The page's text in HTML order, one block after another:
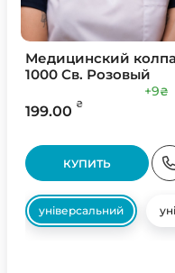
Медицинский
1000 Св. Розовый
199.00 ₴
+9₴
КУПИТЬ
універсальний